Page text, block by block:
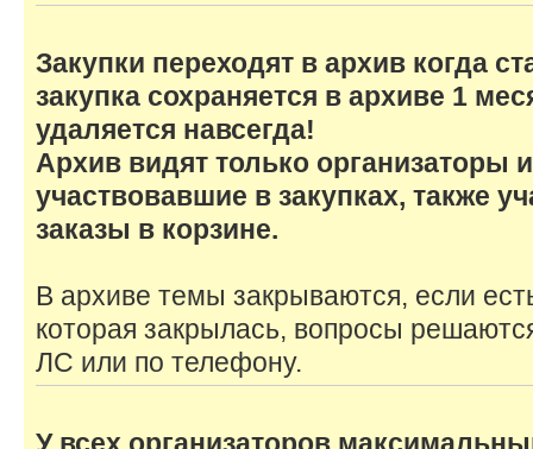
Закупки переходят в архив когда
закупка сохраняется в архиве 1
удаляется навсегда!
Архив видят только организаторы
участвовавшие в закупках, также
заказы в корзине.
В архиве темы закрываются, если
которая закрылась, вопросы
ЛС или по телефону.